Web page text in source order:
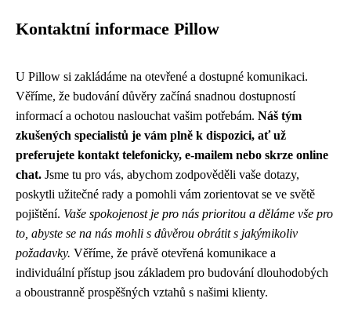
Kontaktní informace Pillow
U Pillow si zakládáme na otevřené a dostupné komunikaci.
Věříme, že budování důvěry začíná snadnou dostupností
informací a ochotou naslouchat vašim potřebám. Náš tým
zkušených specialistů je vám plně k dispozici, ať už
preferujete kontakt telefonicky, e-mailem nebo skrze online
chat. Jsme tu pro vás, abychom zodpověděli vaše dotazy,
poskytli užitečné rady a pomohli vám zorientovat se ve světě
pojištění. Vaše spokojenost je pro nás prioritou a děláme vše pro
to, abyste se na nás mohli s důvěrou obrátit s jakýmikoliv
požadavky. Věříme, že právě otevřená komunikace a
individuální přístup jsou základem pro budování dlouhodobých
a oboustranně prospěšných vztahů s našimi klienty.